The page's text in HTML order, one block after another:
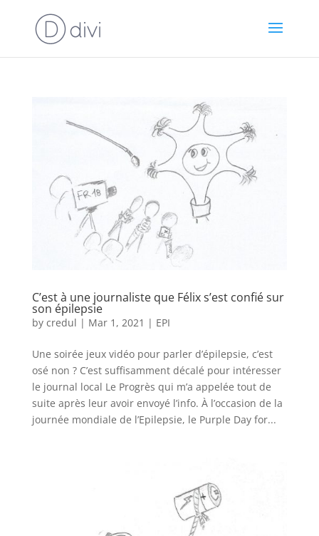
C’est à une journaliste que Félix s’est confié sur
son épilepsie
by credul | Mar 1, 2021 | EPI
Une soirée jeux vidéo pour parler d’épilepsie, c’est
osé non ? C’est suffisamment décalé pour intéresser
le journal local Le Progrès qui m’a appelée tout de
suite après leur avoir envoyé l’info. À l’occasion de la
journée mondiale de l’Epilepsie, le Purple Day for...